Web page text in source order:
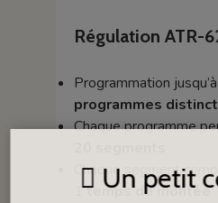
Régulation ATR-
Programmation jusqu’à
programmes
Chaque programme
Chaque segment
1temps de montée
Un petit